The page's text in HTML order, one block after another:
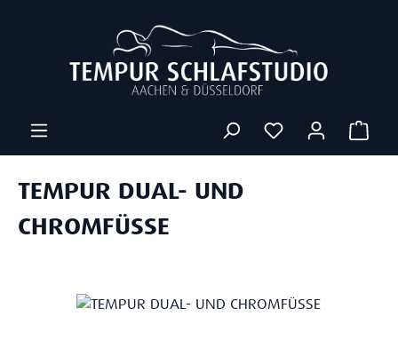
TEMPUR DUAL- UND
CHROMFÜSSE
Bildergalerie überspringen